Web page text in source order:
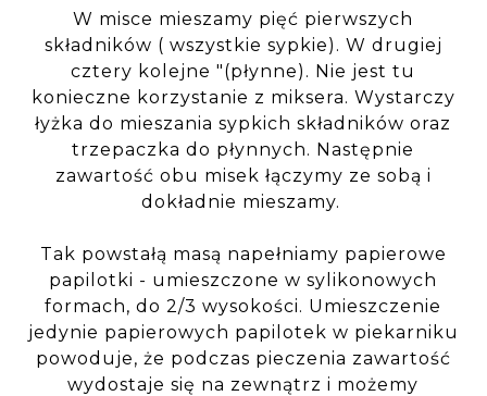
W misce mieszamy pięć pierwszych
składników ( wszystkie sypkie). W drugiej
cztery kolejne "(płynne). Nie jest tu
konieczne korzystanie z miksera. Wystarczy
łyżka do mieszania sypkich składników oraz
trzepaczka do płynnych. Następnie
zawartość obu misek łączymy ze sobą i
dokładnie mieszamy.
Tak powstałą masą napełniamy papierowe
papilotki - umieszczone w sylikonowych
formach, do 2/3 wysokości. Umieszczenie
jedynie papierowych papilotek w piekarniku
powoduje, że podczas pieczenia zawartość
wydostaje się na zewnątrz i możemy